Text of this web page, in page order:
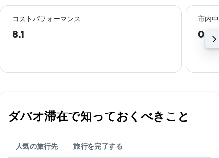
コストパフォーマンス 市内
8.1
ダバオ​滞在で知っておくべきこと
人気の旅行先 旅行を完了する